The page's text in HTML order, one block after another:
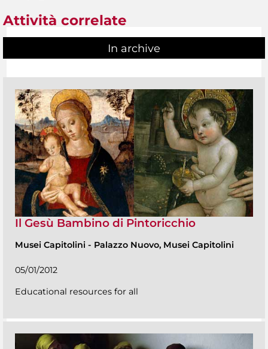
Attività correlate
In archive
Il Gesù Bambino di Pintoricchio
Musei Capitolini - Palazzo Nuovo, Musei Capitolini
05/01/2012
Educational resources for all